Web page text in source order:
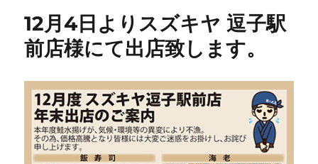
12月4日よりスズキヤ 逗子駅
前店様にて出店致します。